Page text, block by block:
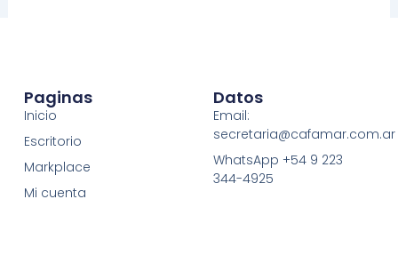
Paginas
Inicio
Escritorio
Markplace
Mi cuenta
Datos
Email:
secretaria@cafamar.com.ar
WhatsApp +54 9 223
344-4925